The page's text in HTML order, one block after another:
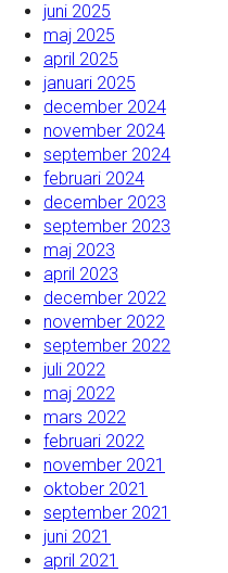
juni 2025
maj 2025
april 2025
januari 2025
december 2024
november 2024
september 2024
februari 2024
december 2023
september 2023
maj 2023
april 2023
december 2022
november 2022
september 2022
juli 2022
maj 2022
mars 2022
februari 2022
november 2021
oktober 2021
september 2021
juni 2021
april 2021